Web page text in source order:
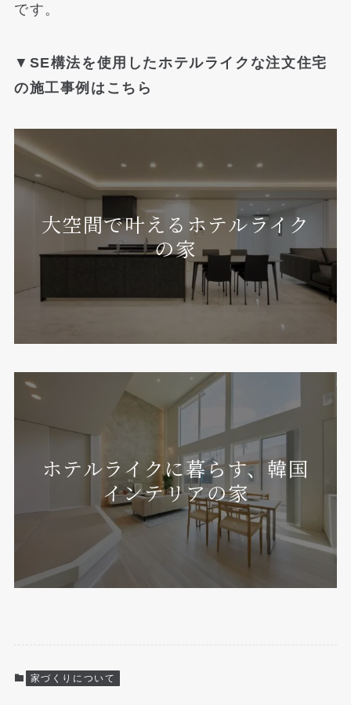
です。
▼ SE構法を使用したホテルライクな注文住宅
の施工事例はこちら
大空間で叶えるホテルライク
の家
ホテルライクに暮らす、韓国
インテリアの家
家づくりについて